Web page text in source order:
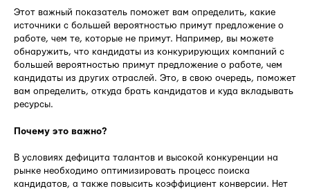
Этот важный показатель поможет вам определить, какие
источники с большей вероятностью примут предложение о
работе, чем те, которые не примут. Например, вы можете
обнаружить, что кандидаты из конкурирующих компаний с
большей вероятностью примут предложение о работе, чем
кандидаты из других отраслей. Это, в свою очередь, поможет
вам определить, откуда брать кандидатов и куда вкладывать
ресурсы.
Почему это важно?
В условиях дефицита талантов и высокой конкуренции на
рынке необходимо оптимизировать процесс поиска
кандидатов, а также повысить коэффициент конверсии. Нет